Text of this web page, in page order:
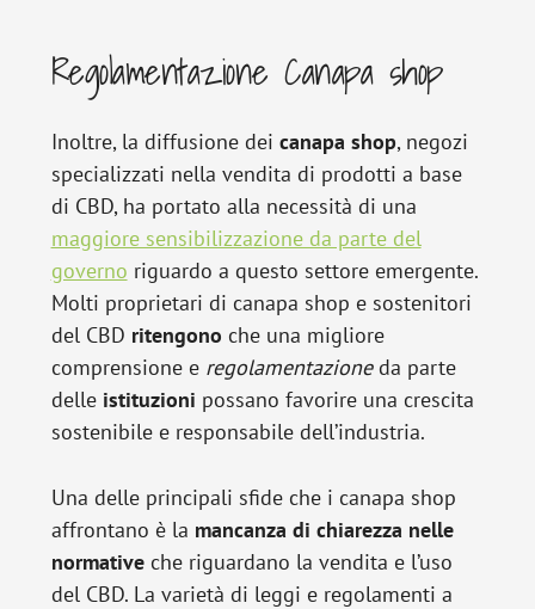
Regolamentazione Canapa shop
Inoltre, la diffusione dei canapa shop, negozi
specializzati nella vendita di prodotti a base
di CBD, ha portato alla necessità di una
maggiore sensibilizzazione da parte del
governo riguardo a questo settore emergente.
Molti proprietari di canapa shop e sostenitori
del CBD ritengono che una migliore
comprensione e regolamentazioneda parte
delle istituzioni possano favorire una crescita
sostenibile e responsabile dell’industria.
Una delle principali sfide che i canapa shop
affrontano è la mancanza di chiarezza nelle
normativeche riguardano la vendita e l’uso
del CBD. La varietà di leggi e regolamenti a